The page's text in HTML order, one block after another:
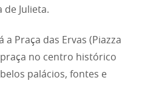
de Julieta.
Praça das Ervas (Piazza
no centro histórico
palácios, fontes e